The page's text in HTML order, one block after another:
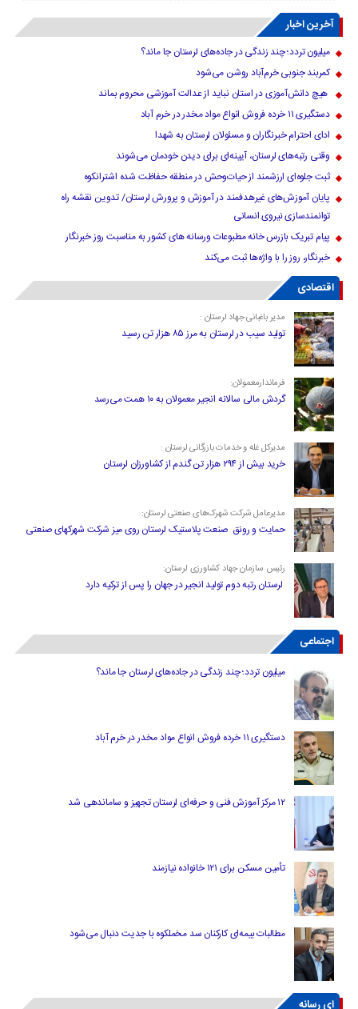
آخرین اخبار
میلیون تردد؛ چند زندگی در جاده‌های لرستان جا ماند؟
کمربند جنوبی خرم‌‌آباد روشن می‌شود
هیچ دانش‌آموزی در استان نباید از عدالت آموزشی محروم بماند
دستگیری ۱۱ خرده فروش انواع مواد مخدر در خرم آباد
ادای احترام خبرنگاران و مسئولان لرستان به شهدا
وقتی رتبه‌های لرستان، آیینه‌ای برای دیدن خودمان می‌شوند
ثبت جلوه‌ای ارزشمند از حیات‌وحش در منطقه حفاظت شده اشترانکوه
پایان آموزش‌های غیرهدفمند در آموزش و پرورش لرستان/ تدوین نقشه راه
توانمندسازی نیروی انسانی
پیام تبریک بازرس خانه مطبوعات ورسانه های کشور به مناسبت روز خبرنگار
خبرنگار، روز را با واژه‌ها ثبت می‌کند
اقتصادی
مدیر باغبانی جهاد لرستان :
تولید سیب در لرستان به مرز ۸۵ هزار تن رسید
فرماندارمعمولان:
گردش مالی سالانه انجیر معمولان به ۱۰ همت می‌رسد
مدیرکل غله و خدمات بازرگانی لرستان :
خرید بیش از ۲۹۴ هزار تن گندم از کشاورزان لرستان
مدیرعامل شرکت شهرک‌های صنعتی لرستان:
حمایت و رونق صنعت پلاستیک لرستان روی میز شرکت شهرکهای صنعتی
رئیس سازمان جهاد کشاورزی لرستان:
لرستان رتبه دوم تولید انجیر در جهان را پس از ترکیه دارد
اجتماعی
میلیون تردد؛ چند زندگی در جاده‌های لرستان جا ماند؟
دستگیری ۱۱ خرده فروش انواع مواد مخدر در خرم آباد
۱۲ مرکز آموزش فنی و حرفه‌ای لرستان تجهیز و ساماندهی شد
تأمین مسکن برای ۱۲۱ خانواده نیازمند
مطالبات بیمه‌ای کارکنان سد مخملکوه با جدیت دنبال می‌شود
ای رسانه